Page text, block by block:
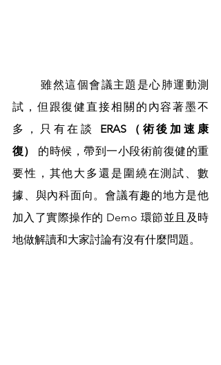
	雖然這個會議主題是心肺運動測
試，但跟復健直接相關的內容著墨不
多，只有在談 ERAS（術後加速康
復）
的時候，帶到一小段術前復健的重
要性，其他大多還是圍繞在測試、數
據、與內科面向。會議有趣的地方是他
加入了實際操作的 Demo 環節並且及時
地做解讀和大家討論有沒有什麼問題。